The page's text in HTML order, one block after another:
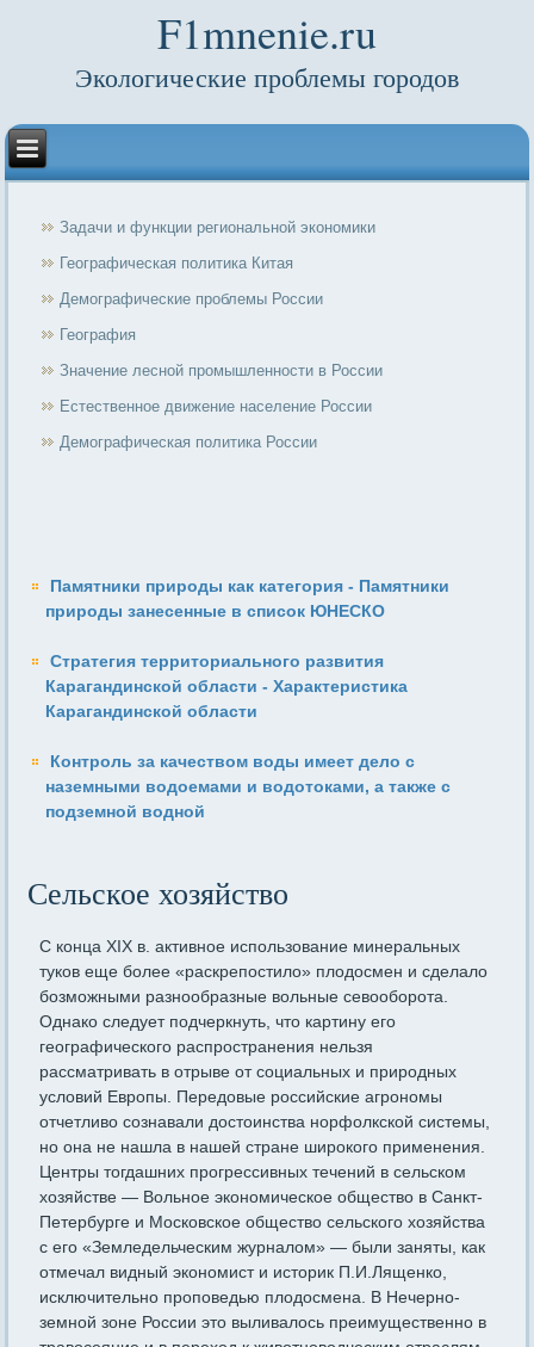
F1mnenie.ru
Экологические проблемы городов
Задачи и функции региональной экономики
Географическая политика Китая
Демографические проблемы России
География
Значение лесной промышленности в России
Естественное движение население России
Демографическая политика России
Памятники природы как категория - Памятники
природы занесенные в список ЮНЕСКО
Стратегия территориального развития
Карагандинской области - Характеристика
Карагандинской области
Контроль за качеством воды имеет дело с
наземными водоемами и водотоками, а также с
подземной водной
Сельское хозяйство
С конца XIX в. активное использование минеральных
туков еще более «раскрепостило» плодосмен и сделало
бозможными разнооб­разные вольные севооборота.
Однако следует подчеркнуть, что кар­тину его
географического распространения нельзя
рассматривать в отрыве от социальных и природных
условий Европы. Передовые российские агрономы
отчетливо сознавали достоинства норфолк­ской системы,
но она не нашла в нашей стране широкого применения.
Центры тогдашних прогрессивных течений в сельском
хозяйстве — Вольное экономическое общество в Санкт-
Петербурге и Москов­ское общество сельского хозяйства
с его «Земледельческим журна­лом» — были заняты, как
отмечал видный экономист и историк П.И.Лященко,
исключительно проповедью плодосмена. В Нечерно­
земной зоне России это выливалось преимущественно в